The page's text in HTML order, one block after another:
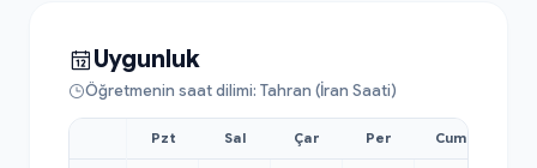
Uygunluk
Öğretmenin saat dilimi: Tahran (İran Saati)
Pzt Sal Çar Per Cum